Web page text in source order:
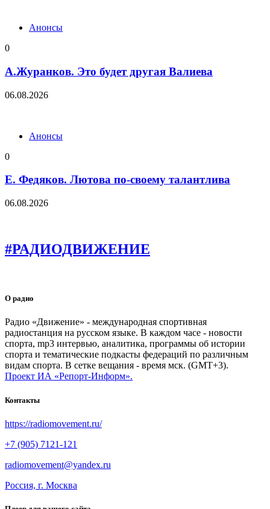
Анонсы
0
А.Журанков. Это будет другая Валиева
06.08.2026
Анонсы
0
Е. Федяков. Лютова по-своему талантлива
06.08.2026
#РАДИОДВИЖЕНИЕ
О радио
Радио «Движение» - международная спортивная
радиостанция на русском языке. В каждом часе - новости
спорта, mp3 интервью, аналитика, программы об истории
спорта и тематические подкасты федераций по различным
видам спорта. В сетке вещания - время мск. (GMT+3).
Проект ИА «Репорт-Информ».
Контакты
https://radiomovement.ru/
+7 (905) 7121-121
radiomovement@yandex.ru
Россия, г. Москва